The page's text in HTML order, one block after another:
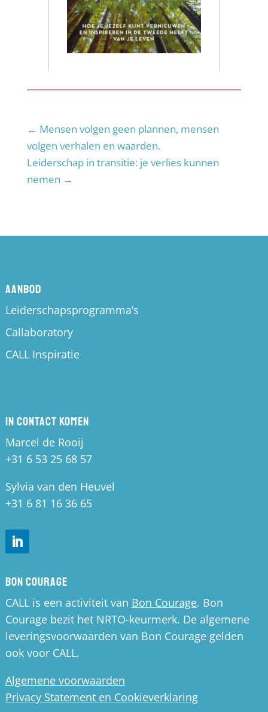
← Mensen volgen geen plannen, mensen
volgen verhalen en waarden.
Leiderschap in transitie: je verlies kunnen
nemen →
Aanbod
Leiderschapsprogramma’s
Callaboratory
CALL Inspiratie
In contact komen
Marcel de Rooij
+31 6 53 25 68 57
Sylvia van den Heuvel
+31 6 81 16 36 65
Bon Courage
CALL is een activiteit van Bon Courage. Bon
Courage bezit het NRTO-keurmerk. De algemene
leveringsvoorwaarden van Bon Courage gelden
ook voor CALL.
Algemene voorwaarden
Privacy Statement en Cookieverklaring